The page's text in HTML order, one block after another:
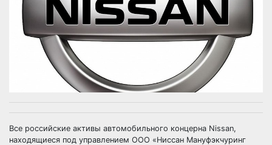
Все российские активы автомобильного концерна Nissan,
находящиеся под управлением ООО «Ниссан Мануфэкчуринг